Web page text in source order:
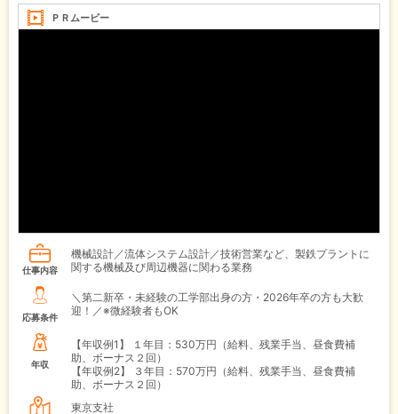
ＰＲムービー
仕事内容
機械設計／流体システム設計／技術営業など、製鉄プラントに
関する機械及び周辺機器に関わる業務
応募条件
＼第二新卒・未経験の工学部出身の方・2026年卒の方も大歓
迎！／※微経験者もOK
年収
【年収例1】
１年目：530万円（給料、残業手当、昼食費補
助、ボーナス２回）
【年収例2】
３年目：570万円（給料、残業手当、昼食費補
助、ボーナス２回）
東京支社